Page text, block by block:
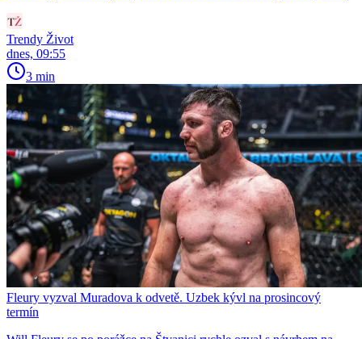
Trendy Život
dnes, 09:55
3 min
Fleury vyzval Muradova k odvetě. Uzbek kývl na prosincový
termín